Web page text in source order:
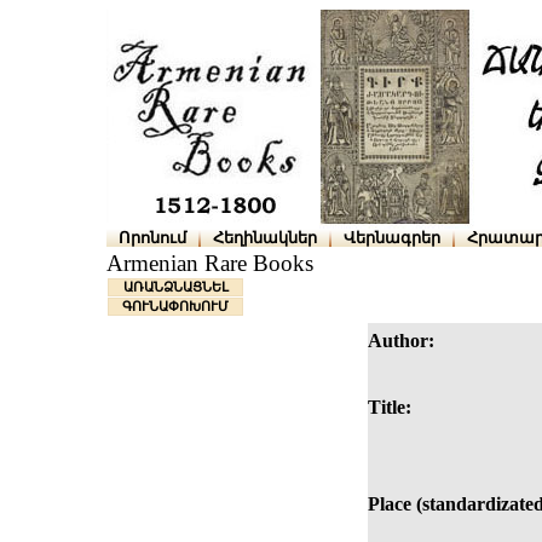
Որոնում Հեղինակներ Վերնագրեր
Armenian Rare Books
ԱՌԱՆՁՆԱՑՆԵԼ
ԳՈՒՆԱՓՈԽՈՒՄ
Author:
Title:
Place